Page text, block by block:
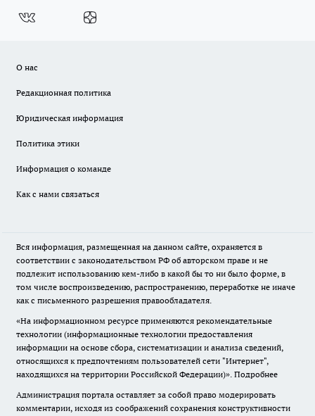
О нас
Редакционная политика
Юридическая информация
Политика этики
Информация о команде
Как с нами связаться
Вся информация, размещенная на данном сайте, охраняется в
соответствии с законодательством РФ об авторском праве и не
подлежит использованию кем-либо в какой бы то ни было форме, в
том числе воспроизведению, распространению, переработке не иначе
как с письменного разрешения правообладателя.
«На информационном ресурсе применяются рекомендательные
технологии (информационные технологии предоставления
информации на основе сбора, систематизации и анализа сведений,
относящихся к предпочтениям пользователей сети "Интернет",
находящихся на территории Российской Федерации)». Подробнее
Администрация портала оставляет за собой право модерировать
комментарии, исходя из соображений сохранения конструктивности